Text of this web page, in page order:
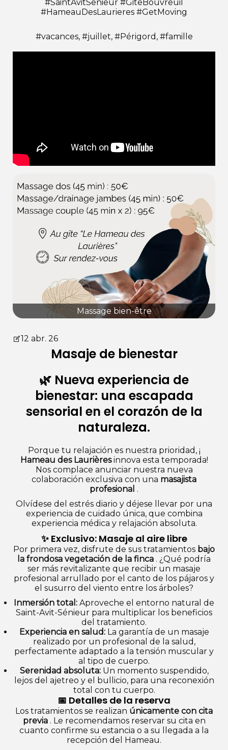
#SaintAvitSenieur #GiteBouvreuil
#HameauDesLaurieres #GetMoving
#vacances, #juillet, #Périgord, #famille
Massage bien-être
12 abr. 26
Masaje de bienestar
🌿 Nueva experiencia de
bienestar: una escapada
sensorial en el corazón de la
naturaleza.
Porque tu relajación es nuestra prioridad, ¡
Hameau des Laurièresinnova esta temporada!
Nos complace anunciar nuestra nueva
colaboración exclusiva con una masajista
profesional .
Olvídese del estrés diario y déjese llevar por una
experiencia de cuidado única, que combina
experiencia médica y relajación absoluta.
✨ Exclusivo: Masaje al aire libre
Por primera vez, disfrute de sus tratamientos bajo
la frondosa vegetación de la finca . ¿Qué podría
ser más revitalizante que recibir un masaje
profesional arrullado por el canto de los pájaros y
el susurro del viento entre los árboles?
Inmersión total: Aproveche el entorno natural de
Saint-Avit-Sénieur para multiplicar los beneficios
del tratamiento.
Experiencia en salud:La garantía de un masaje
realizado por un profesional de la salud,
perfectamente adaptado a la tensión muscular y
al tipo de cuerpo.
Serenidad absoluta:Un momento suspendido,
lejos del ajetreo y el bullicio, para una reconexión
total con tu cuerpo.
📅 Detalles de la reserva
Los tratamientos se realizan únicamente con cita
previa. Le recomendamos reservar su cita en
cuanto confirme su estancia o a su llegada a la
recepción del Hameau.